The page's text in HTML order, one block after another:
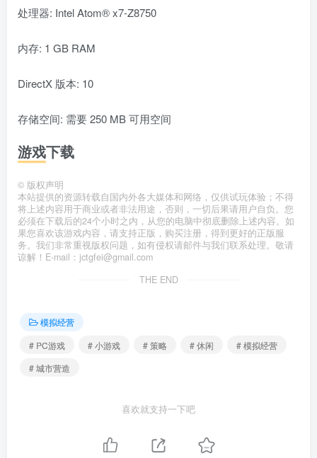
处理器: Intel Atom® x7-Z8750
内存: 1 GB RAM
DirectX 版本: 10
存储空间: 需要 250 MB 可用空间
游戏下载
© 版权声明
本站提供的资源转载自国内外各大媒体和网络，仅供试玩体验；不得
将上述内容用于商业或者非法用途，否则，一切后果请用户自负。您
必须在下载后的24个小时之内，从您的电脑中彻底删除上述内容。如
果您喜欢该游戏内容，请支持正版，购买注册，得到更好的正版服
务。我们非常重视版权问题，如有侵权请邮件与我们联系处理。敬请
谅解！E-mail：jctgfei@gmail.com
THE END
模拟经营
# PC游戏
# 小游戏 # 策略 # 休闲
# 模拟经营
# 城市营造
喜欢就支持一下吧